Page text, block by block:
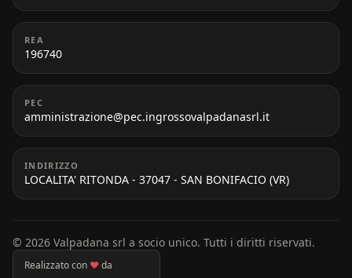
REA
196740
PEC
amministrazione@pec.ingrossovalpadanasrl.it
INDIRIZZO
LOCALITA' RITONDA - 37047 - SAN BONIFACIO (VR)
© 2026 Valpadana srl a socio unico. Tutti i diritti riservati.
Realizzato con ♥da